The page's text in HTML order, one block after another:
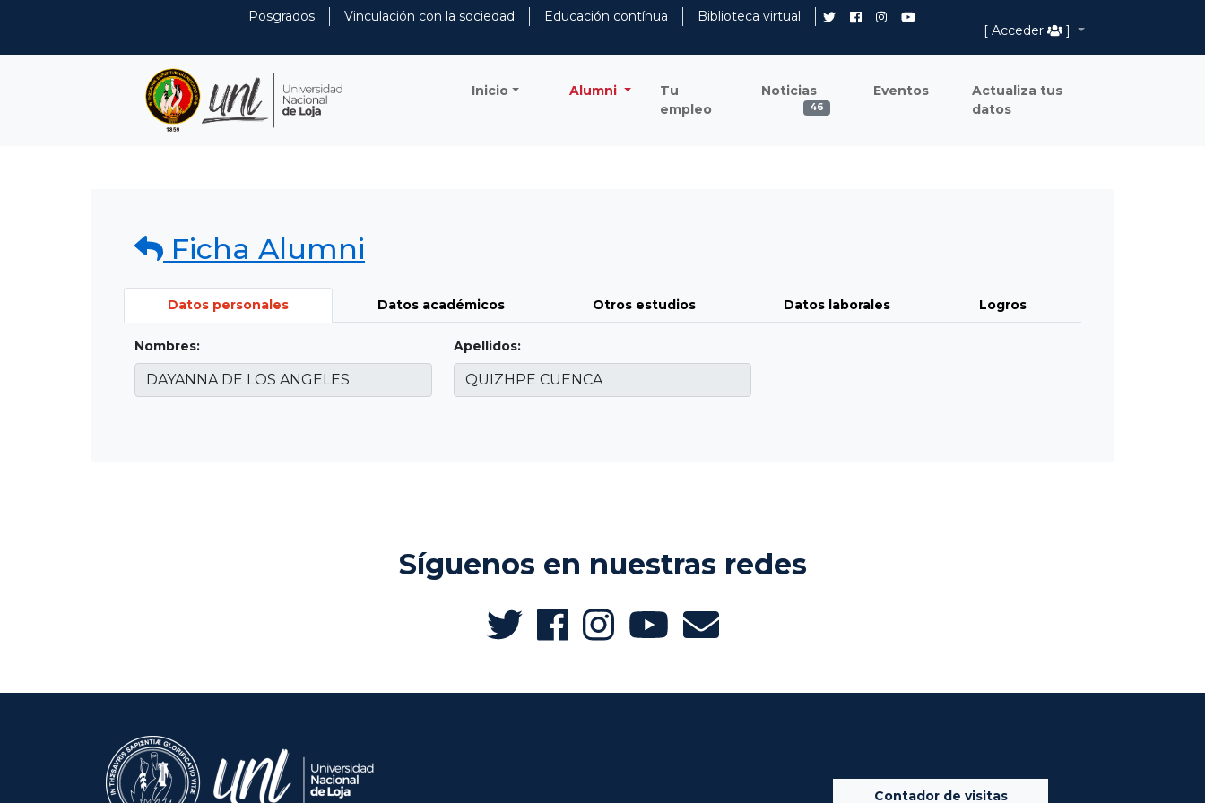
Posgrados Vinculación con la sociedad Educación contínua
Biblioteca virtual
[ Acceder
]
Inicio Alumni
Tu
empleo
Noticias
46
Eventos
Actualiza tus
datos
Ficha Alumni
Datos personales Datos académicos Otros estudios Datos laborales Logros
Nombres: Apellidos:
Síguenos en nuestras redes
Contador de visitas